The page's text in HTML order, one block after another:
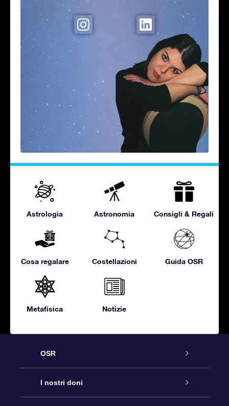
Astrologia Astronomia Consigli & Regali
Cosa regalare Costellazioni Guida OSR
Metafisica Notizie
OSR
Assistenza
I nostri doni